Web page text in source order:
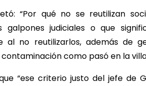
“Por qué no se reutilizan
galpones judiciales o que
al no reutilizarlos, además de
como pasó en la villa
“ese criterio justo del jefe